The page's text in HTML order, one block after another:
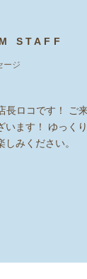
STAFF
ージ
長ロコです！ ご
います！ ゆっく
しみください。